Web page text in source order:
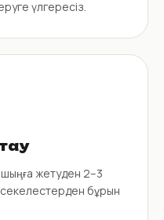
үлгересіз.
шыңға жетуден 2–3
бұрын